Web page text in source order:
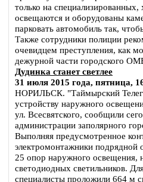
только на
освещаются и оборудованы
парковать автомобиль так,
Также сотрудники полиции
очевидцем преступления, как
дежурной части городского
Дудинка станет светлее
31 июля 2015 года, пятница,
НОРИЛЬСК. "Таймырский
устройству наружного
ул. Всесвятского, сообщили
администрации заполярного
Выполняя предусмотренное
электромонтажники
25 опор наружного освещения,
светодиодных светильников.
специалисты проложили 664 м